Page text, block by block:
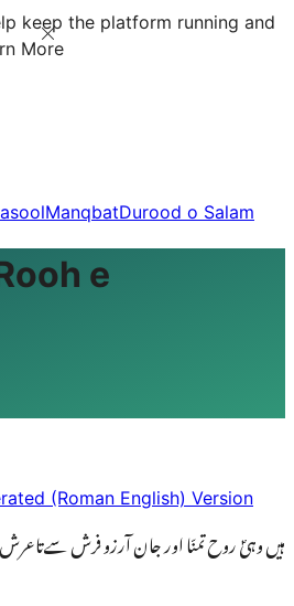
keep the platform running and
More
ManqbatDurood o Salam
e
(Roman English) Version
ہیں وہیؐ روح تمنّا اور جان آرزو فرش